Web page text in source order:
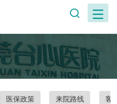
医保政策 来院路线 客